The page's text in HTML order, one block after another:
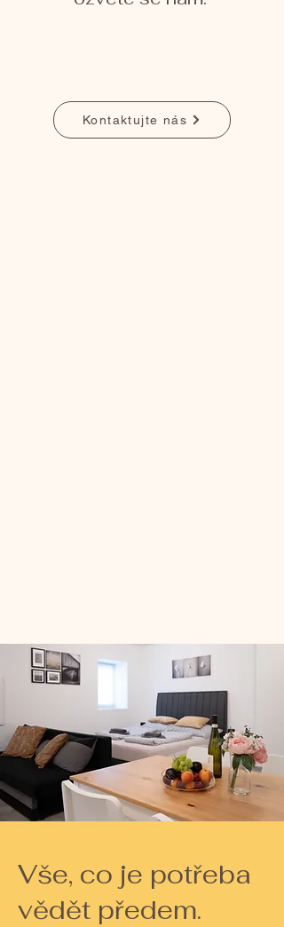
Kontaktujte nás
Vše, co je potřeba
vědět předem.